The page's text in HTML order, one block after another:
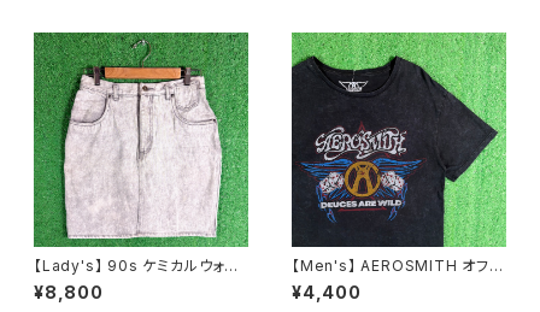
【Lady's】 90s ケミカルウォッ
シュ デニム ミニ スカート / 90
年代 古着 レディース N1586
¥8,800
【Men's】 AEROSMITH オフィ
シャルライセンス Tシャツ / 古
着 ティーシャツ T-Shirt ロック
¥4,400